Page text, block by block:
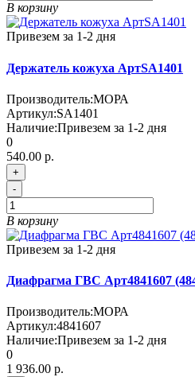
В корзину
Привезем за 1-2 дня
Держатель кожуха АртSA1401
Производитель:МОРА
Артикул:SA1401
Наличие:Привезем за 1-2 дня
0
540.00 р.
+
-
В корзину
Привезем за 1-2 дня
Диафрагма ГВС Арт4841607
Производитель:МОРА
Артикул:4841607
Наличие:Привезем за 1-2 дня
0
1 936.00 р.